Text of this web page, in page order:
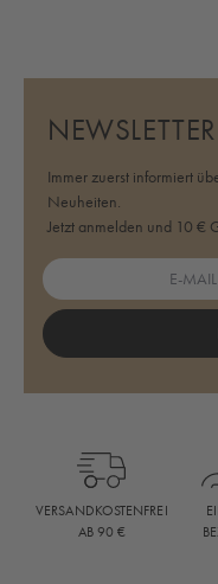
NEWSLETTER
Immer zuerst informiert
Neuheiten.
Jetzt anmelden und 10 €
VERSANDKOSTENFREI
AB 90 €